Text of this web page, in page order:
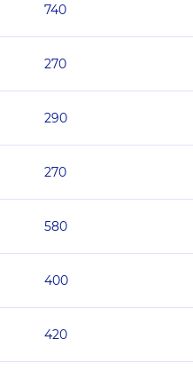
740
270
290
270
580
400
420